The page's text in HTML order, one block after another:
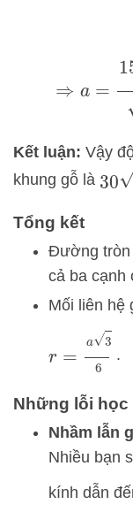
=
Kết luận: Vậy
khung gỗ là 303
Tổng kết
Đường tròn
cả ba cạnh
Mối liên hệ
36
.
Những lỗi học
Nhầm lẫn
Nhiều bạn
kính dẫn